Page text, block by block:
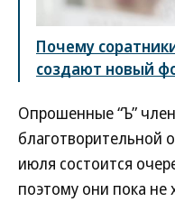
Почему
создают новый
Опрошенные “Ъ”
благотворительной
июля состоится
поэтому они пока